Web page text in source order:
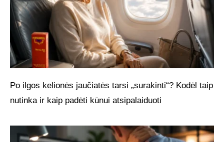
Po ilgos kelionės jaučiatės tarsi „surakinti“? Kodėl taip
nutinka ir kaip padėti kūnui atsipalaiduoti